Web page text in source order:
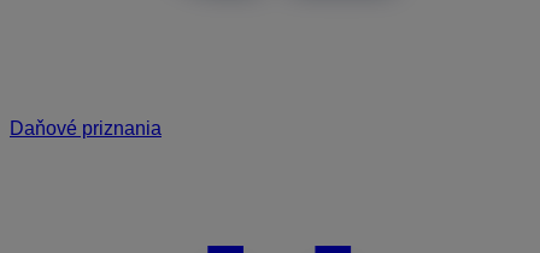
Daňové priznania